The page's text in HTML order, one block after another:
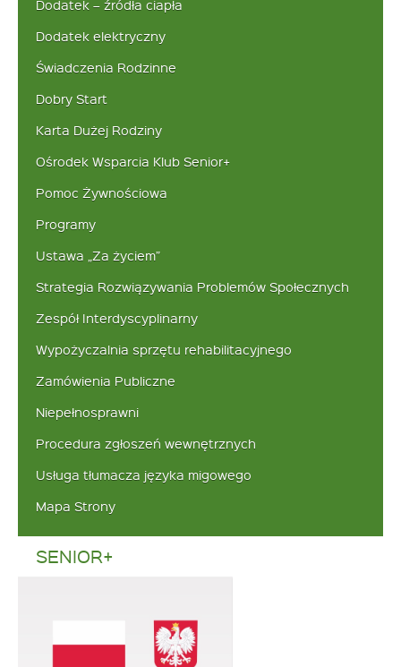
Dodatek – źródła ciapła
Dodatek elektryczny
Świadczenia Rodzinne
Dobry Start
Karta Dużej Rodziny
Ośrodek Wsparcia Klub Senior+
Pomoc Żywnościowa
Programy
Ustawa „Za życiem”
Strategia Rozwiązywania Problemów Społecznych
Zespół Interdyscyplinarny
Wypożyczalnia sprzętu rehabilitacyjnego
Zamówienia Publiczne
Niepełnosprawni
Procedura zgłoszeń wewnętrznych
Usługa tłumacza języka migowego
Mapa Strony
SENIOR+